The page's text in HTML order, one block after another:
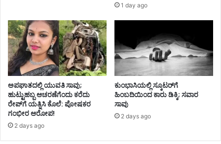
1 day ago
ಅಪಘಾತದಲ್ಲಿ ಯುವತಿ ಸಾವು;
ಹುಟ್ಟುಹಬ್ಬ ಆಚರಣೆಗೆಂದು ಕರೆದು
ರೇಪ್‌ಗೆ ಯತ್ನಿಸಿ ಕೊಲೆ: ಪೋಷಕರ
ಗಂಭೀರ ಆರೋಪ!
2 days ago
ಕುಂಭಾಸಿಯಲ್ಲಿ ಸ್ಕೂಟರ್‌ಗೆ
ಹಿಂಬದಿಯಿಂದ ಕಾರು ಡಿಕ್ಕಿ; ಸವಾರ
ಸಾವು
2 days ago